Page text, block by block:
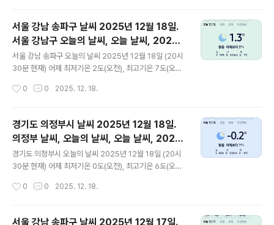
오후 기상 상태 참조 대기상황 공기질은어제미세먼
지는 좋음 = 23 ㎍/m³ 초미세먼지 보통 = 21 ㎍/m³ 황
사는 보통 = 15 ㎍/m³자외선 (오후) = 낮음오늘미세먼지
는 보통 = 36 ㎍/m³ 초미세먼지 보통 = 22 ㎍/m³ 황사
어제보다 조금 안 좋습니다 ..
서울 강남 송파구 날씨 2025년 12월 18일.
서울 강남구 오늘의 날씨, 오늘 날씨, 2025 1
218, 초미세먼지, 미세먼지, 황사, 자외선
서울 강남 송파구 오늘의 날씨 2025년 12월 18일 (20시
30분 현재) 어제 최저기온 2도(오전), 최고기온 7도(오후)
4도 낮은 최저기온이고 어제와 같은 최고기온입니다 오전
상 상태 참조 대기상황 공기질은 어제 미세먼지는 보통 =
45 ㎍/m³ 초미세먼지 보통 = 34 ㎍/m³ 황사는 보통 =
35 ㎍/m³ 자외선 (오후) = 낮음 오늘미세먼지는 보통 =
31 ㎍/m³ 초미세먼지 보통 = 19 ㎍/m³ 황사는 보통 = 1
좀 좋습니다 대기..
0 0 2025. 12. 18.
경기도 의정부시 날씨 2025년 12월 18일.
의정부 날씨, 오늘의 날씨, 오늘 날씨, 2025
1218, 초미세먼지, 미세먼지, 황사, 자외선
경기도 의정부시 오늘의 날씨 2025년 12월 18일 (20시
30분 현재) 어제 최저기온 0도(오전), 최고기온 6도(오후)
다 4도 낮은 최저기온이고 어제보다 1도 높은 최고기온입
0 0 2025. 12. 18.
서울 강남 송파구 날씨 2025년 12월 17일.